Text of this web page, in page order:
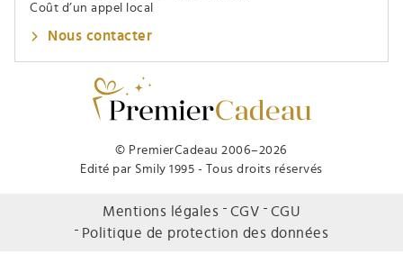
© PremierCadeau 2006–2026
Edité par Smily 1995 - Tous droits réservés
Coût d’un appel local
Nous contacter
Mentions légales CGV
CGU
Politique de protection des données